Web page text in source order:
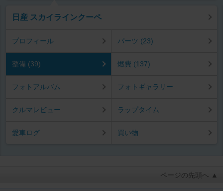
日産 スカイラインクーペ
プロフィール パーツ (23)
整備 (39) 燃費 (137)
フォトアルバム フォトギャラリー
クルマレビュー ラップタイム
愛車ログ 買い物
ページの先頭へ ▲